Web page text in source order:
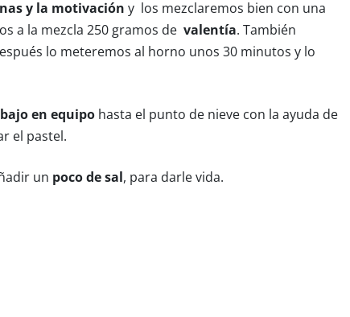
y la motivación y los mezclaremos bien con una
a la mezcla 250 gramos de valentía. También
lo meteremos al horno unos 30 minutos y lo
en equipo hasta el punto de nieve con la ayuda de
el pastel.
un poco de sal , para darle vida.